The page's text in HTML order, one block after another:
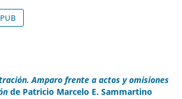
Amparo frente a actos y omisiones
de Patricio Marcelo E. Sammartino